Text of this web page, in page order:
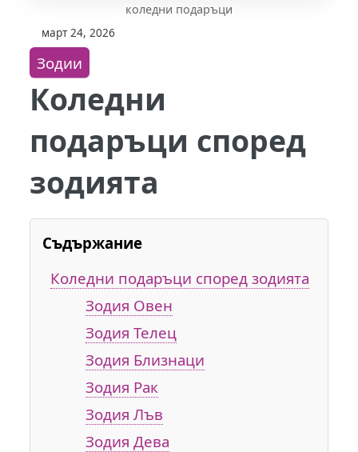
коледни подаръци
март 24, 2026
Зодии
Коледни
подаръци според
зодията
Съдържание
Коледни подаръци според зодията
Зодия Овен
Зодия Телец
Зодия Близнаци
Зодия Рак
Зодия Лъв
Зодия Дева